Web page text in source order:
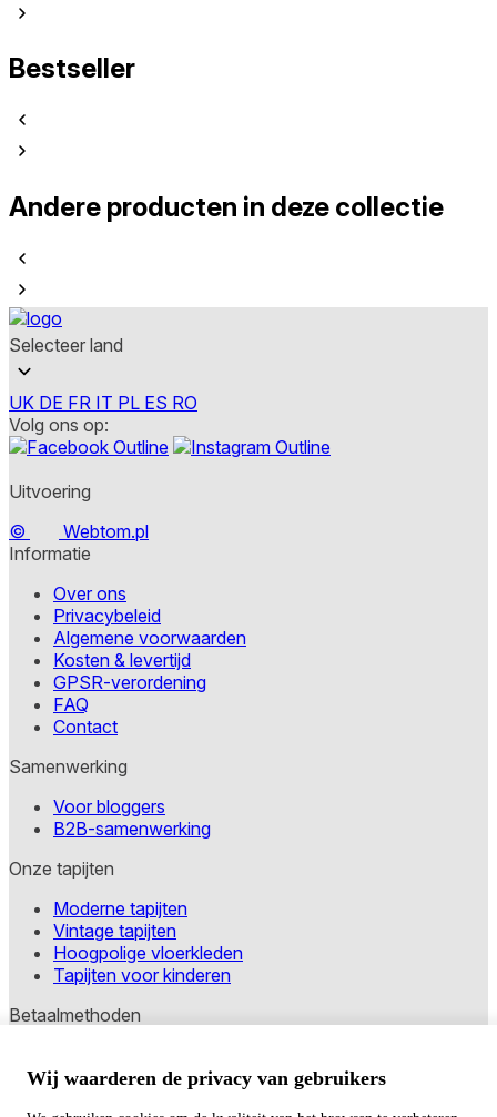
Bestseller
Andere producten in deze collectie
Selecteer land
UK DE FR IT PL ES RO
Volg ons op:
Uitvoering
©
Webtom.pl
Informatie
Over ons
Privacybeleid
Algemene voorwaarden
Kosten & levertijd
GPSR-verordening
FAQ
Contact
Samenwerking
Voor bloggers
B2B-samenwerking
Onze tapijten
Moderne tapijten
Vintage tapijten
Hoogpolige vloerkleden
Tapijten voor kinderen
Betaalmethoden
Copyright © 2026 TAPISO
Wij waarderen de privacy van gebruikers